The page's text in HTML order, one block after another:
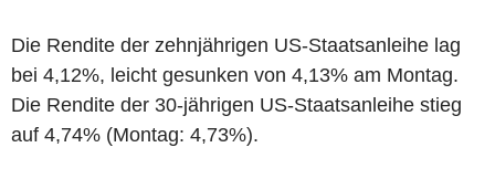
Die Rendite der zehnjährigen US-Staatsanleihe lag
bei 4,12%, leicht gesunken von 4,13% am Montag.
Die Rendite der 30-jährigen US-Staatsanleihe stieg
auf 4,74% (Montag: 4,73%).